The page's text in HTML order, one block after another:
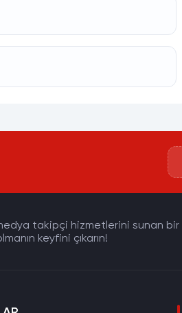
takipçi hizmetlerini sunan bir
keyfini çıkarın!